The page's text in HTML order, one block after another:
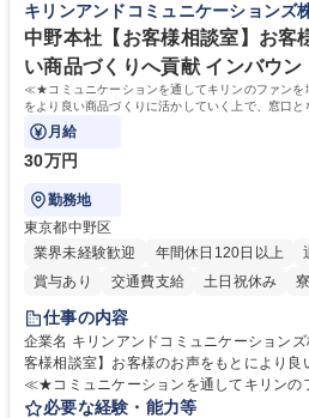
キリンアンドコミュニケーションズ
中野本社【お客様相談室】お客
い商品づくりへ貢献 インバウ
≪★コミュニケーションを通してキリンのファン
をより良い商品づくりに活かしていく上で、窓口と
月給
30万円
勤務地
東京都中野区
業界未経験歓迎
年間休日120日以上
賞与あり
交通費支給 土日祝休み
仕事の内容
企業名 キリンアンドコミュニケーションズ株式会社 求人名
客様相談室】お客様のお声をもとにより良い商品
≪★コミュニケーションを通してキリン
お客様のお声をより良い商品づくりに活か
必要な経験・能力等